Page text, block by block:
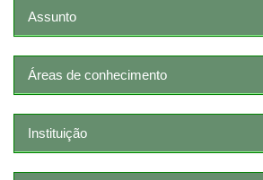
Assunto
Áreas de conhecimento
Instituição